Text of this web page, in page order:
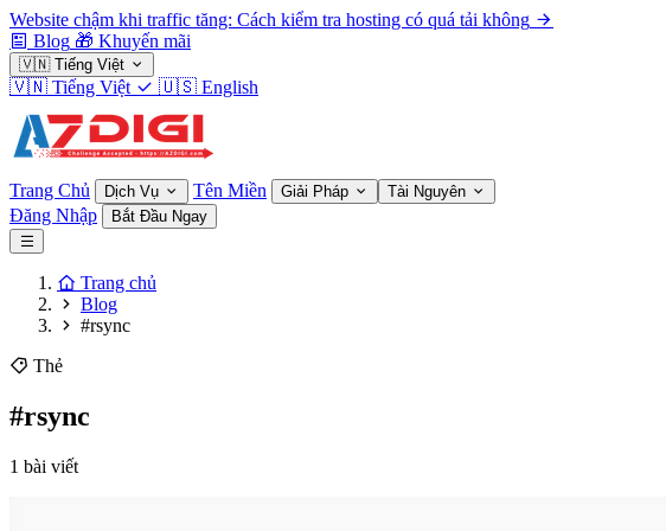
Website chậm khi traffic tăng: Cách kiểm tra hosting có quá tải không
Blog 🎁 Khuyến mãi
🇻🇳 Tiếng Việt
🇻🇳 Tiếng Việt 🇺🇸 English
Trang Chủ Dịch Vụ Tên Miền Giải Pháp Tài Nguyên
Đăng Nhập Bắt Đầu Ngay
Trang chủ
Blog
#rsync
Thẻ
#rsync
1 bài viết